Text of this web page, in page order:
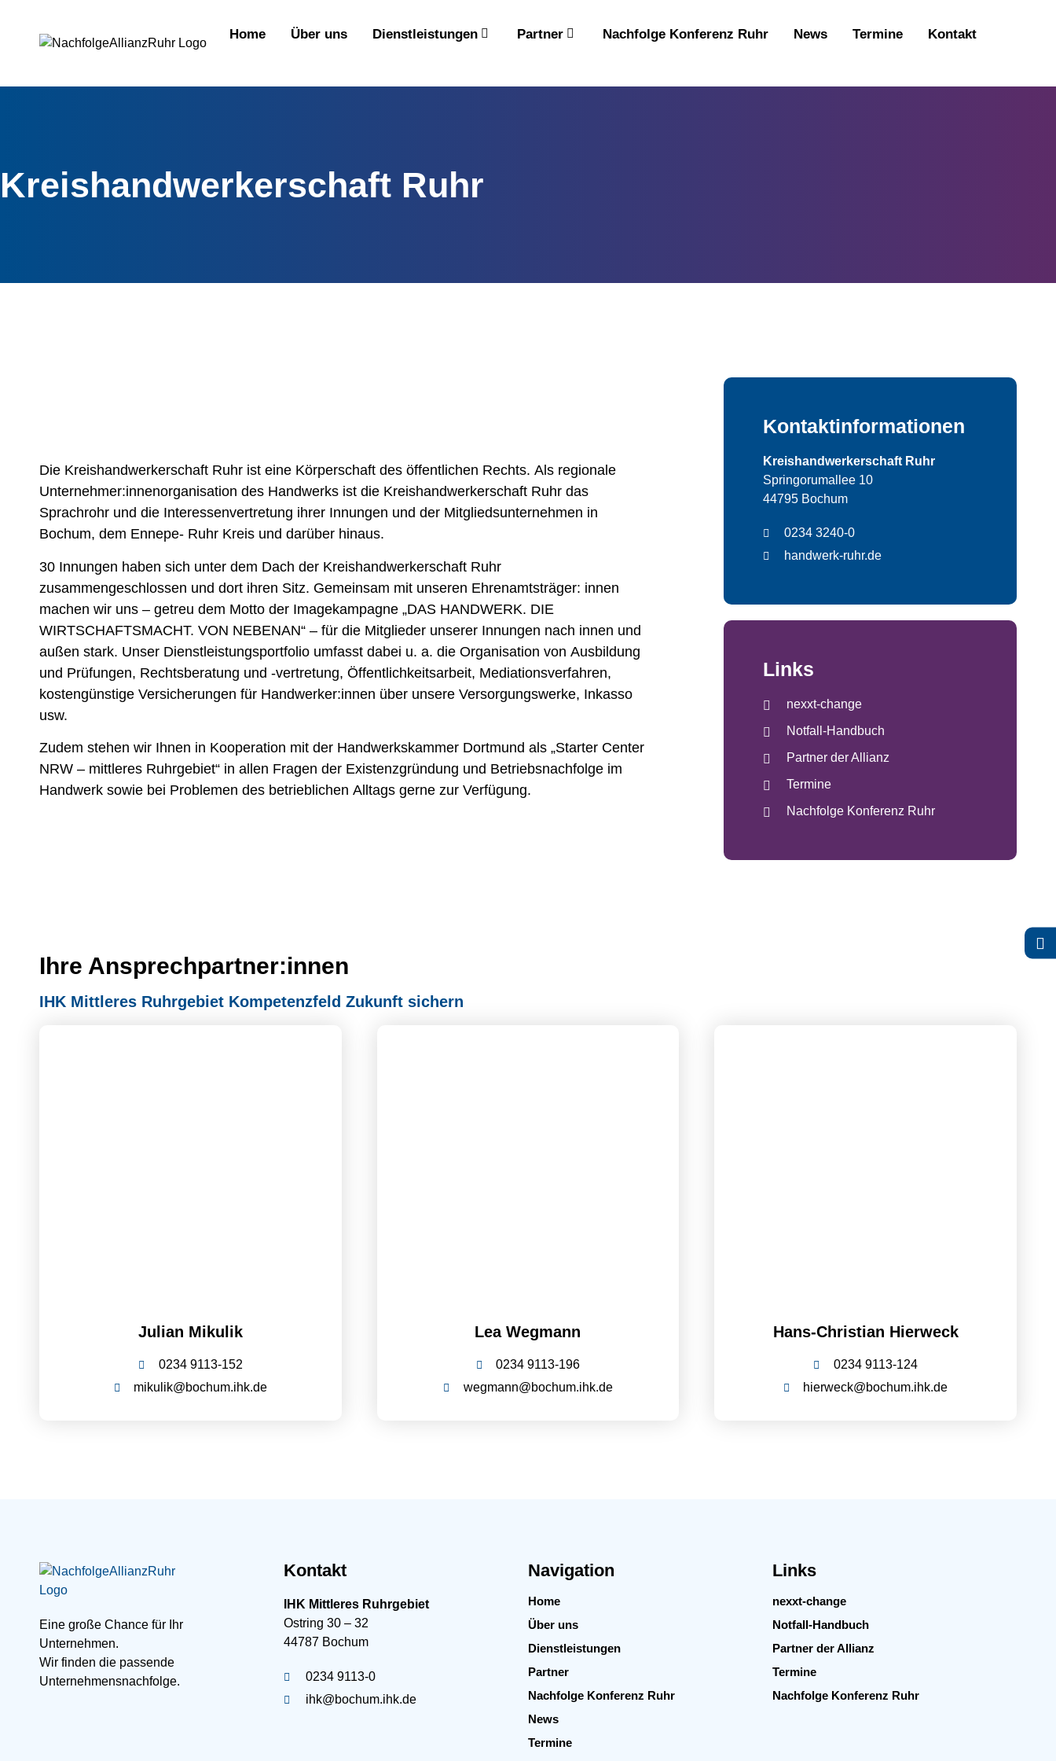
Home Über uns Dienstleistungen Partner Nachfolge Konferenz Ruhr News Termine Kontakt
Kreishandwerkerschaft Ruhr
Die Kreishandwerkerschaft Ruhr ist eine Körperschaft des öffentlichen Rechts. Als regionale
Unternehmer:innenorganisation des Handwerks ist die Kreishandwerkerschaft Ruhr das
Sprachrohr und die Interessenvertretung ihrer Innungen und der Mitgliedsunternehmen in
Bochum, dem Ennepe- Ruhr Kreis und darüber hinaus.
30 Innungen haben sich unter dem Dach der Kreishandwerkerschaft Ruhr
zusammengeschlossen und dort ihren Sitz. Gemeinsam mit unseren Ehrenamtsträger: innen
machen wir uns – getreu dem Motto der Imagekampagne „DAS HANDWERK. DIE
WIRTSCHAFTSMACHT. VON NEBENAN“ – für die Mitglieder unserer Innungen nach innen und
außen stark. Unser Dienstleistungsportfolio umfasst dabei u. a. die Organisation von Ausbildung
und Prüfungen, Rechtsberatung und -vertretung, Öffentlichkeitsarbeit, Mediationsverfahren,
kostengünstige Versicherungen für Handwerker:innen über unsere Versorgungswerke, Inkasso
usw.
Zudem stehen wir Ihnen in Kooperation mit der Handwerkskammer Dortmund als „Starter Center
NRW – mittleres Ruhrgebiet“ in allen Fragen der Existenzgründung und Betriebsnachfolge im
Handwerk sowie bei Problemen des betrieblichen Alltags gerne zur Verfügung.
Kontaktinformationen
Kreishandwerkerschaft Ruhr
Springorumallee 10
44795 Bochum
0234 3240-0
handwerk-ruhr.de
Links
nexxt-change
Notfall-Handbuch
Partner der Allianz
Termine
Nachfolge Konferenz Ruhr
Ihre Ansprechpartner:innen
IHK Mittleres Ruhrgebiet Kompetenzfeld Zukunft sichern
Julian Mikulik
0234 9113-152
mikulik@bochum.ihk.de
Lea Wegmann
0234 9113-196
wegmann@bochum.ihk.de
Hans-Christian Hierweck
0234 9113-124
hierweck@bochum.ihk.de
Eine große Chance für Ihr
Unternehmen.
Wir finden die passende
Unternehmensnachfolge.
Kontakt
IHK Mittleres Ruhrgebiet
Ostring 30 – 32
44787 Bochum
0234 9113-0
ihk@bochum.ihk.de
Navigation
Home
Über uns
Dienstleistungen
Partner
Nachfolge Konferenz Ruhr
News
Termine
Links
nexxt-change
Notfall-Handbuch
Partner der Allianz
Termine
Nachfolge Konferenz Ruhr